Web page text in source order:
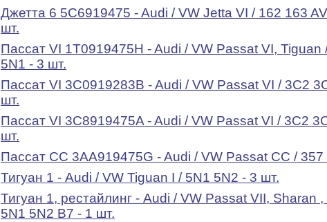
Джетта 6 5C6919475 - Audi / VW Jetta VI / 162 163
шт.
Пассат VI 1T0919475H - Audi / VW Passat VI, Tiguan
5N1 - 3 шт.
Пассат VI 3C0919283B - Audi / VW Passat VI / 3C2
шт.
Пассат VI 3C8919475A - Audi / VW Passat VI / 3C2
шт.
Пассат СС 3AA919475G - Audi / VW Passat CC / 357
Тигуан 1 - Audi / VW Tiguan I / 5N1 5N2 - 3 шт.
Тигуан 1, рестайлинг - Audi / VW Passat VII, Sharan
5N1 5N2 B7 - 1 шт.